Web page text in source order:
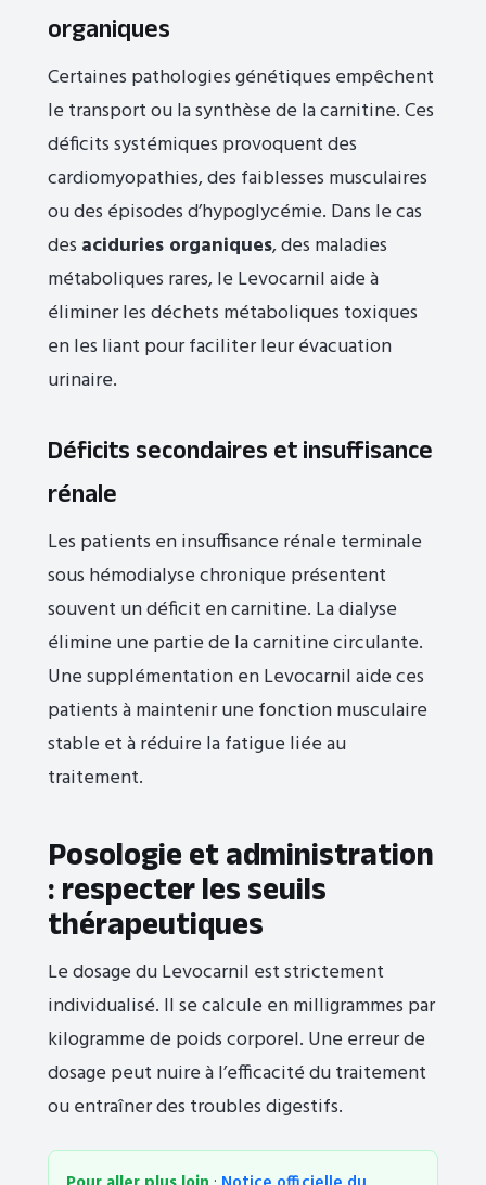
organiques
Certaines pathologies génétiques empêchent
le transport ou la synthèse de la carnitine. Ces
déficits systémiques provoquent des
cardiomyopathies, des faiblesses musculaires
ou des épisodes d’hypoglycémie. Dans le cas
des aciduries organiques, des maladies
métaboliques rares, le Levocarnil aide à
éliminer les déchets métaboliques toxiques
en les liant pour faciliter leur évacuation
urinaire.
Déficits secondaires et insuffisance
rénale
Les patients en insuffisance rénale terminale
sous hémodialyse chronique présentent
souvent un déficit en carnitine. La dialyse
élimine une partie de la carnitine circulante.
Une supplémentation en Levocarnil aide ces
patients à maintenir une fonction musculaire
stable et à réduire la fatigue liée au
traitement.
Posologie et administration
: respecter les seuils
thérapeutiques
Le dosage du Levocarnil est strictement
individualisé. Il se calcule en milligrammes par
kilogramme de poids corporel. Une erreur de
dosage peut nuire à l’efficacité du traitement
ou entraîner des troubles digestifs.